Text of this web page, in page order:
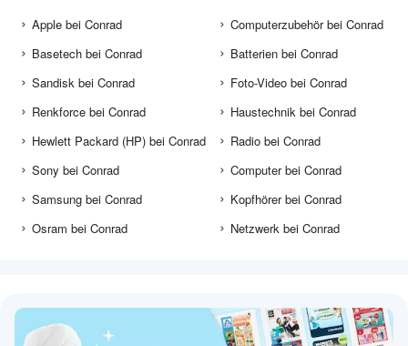
Apple bei Conrad
Basetech bei Conrad
Sandisk bei Conrad
Renkforce bei Conrad
Hewlett Packard (HP) bei Conrad
Sony bei Conrad
Samsung bei Conrad
Osram bei Conrad
Computerzubehör bei Conrad
Batterien bei Conrad
Foto-Video bei Conrad
Haustechnik bei Conrad
Radio bei Conrad
Computer bei Conrad
Kopfhörer bei Conrad
Netzwerk bei Conrad